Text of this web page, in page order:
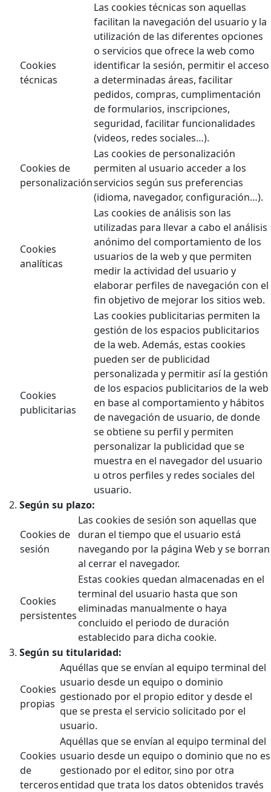
Cookies
técnicas
Las cookies técnicas son aquellas
facilitan la navegación del usuario y la
utilización de las diferentes opciones
o servicios que ofrece la web como
identificar la sesión, permitir el acceso
a determinadas áreas, facilitar
pedidos, compras, cumplimentación
de formularios, inscripciones,
seguridad, facilitar funcionalidades
(videos, redes sociales…).
Cookies de
personalización
Las cookies de personalización
permiten al usuario acceder a los
servicios según sus preferencias
(idioma, navegador, configuración…).
Cookies
analíticas
Las cookies de análisis son las
utilizadas para llevar a cabo el análisis
anónimo del comportamiento de los
usuarios de la web y que permiten
medir la actividad del usuario y
elaborar perfiles de navegación con el
fin objetivo de mejorar los sitios web.
Cookies
publicitarias
Las cookies publicitarias permiten la
gestión de los espacios publicitarios
de la web. Además, estas cookies
pueden ser de publicidad
personalizada y permitir así la gestión
de los espacios publicitarios de la web
en base al comportamiento y hábitos
de navegación de usuario, de donde
se obtiene su perfil y permiten
personalizar la publicidad que se
muestra en el navegador del usuario
u otros perfiles y redes sociales del
usuario.
Según su plazo:
Cookies de
sesión
Las cookies de sesión son aquellas que
duran el tiempo que el usuario está
navegando por la página Web y se borran
al cerrar el navegador.
Cookies
persistentes
Estas cookies quedan almacenadas en el
terminal del usuario hasta que son
eliminadas manualmente o haya
concluido el periodo de duración
establecido para dicha cookie.
Según su titularidad:
Cookies
propias
Aquéllas que se envían al equipo terminal del
usuario desde un equipo o dominio
gestionado por el propio editor y desde el
que se presta el servicio solicitado por el
usuario.
Cookies
de
terceros
Aquéllas que se envían al equipo terminal del
usuario desde un equipo o dominio que no es
gestionado por el editor, sino por otra
entidad que trata los datos obtenidos través